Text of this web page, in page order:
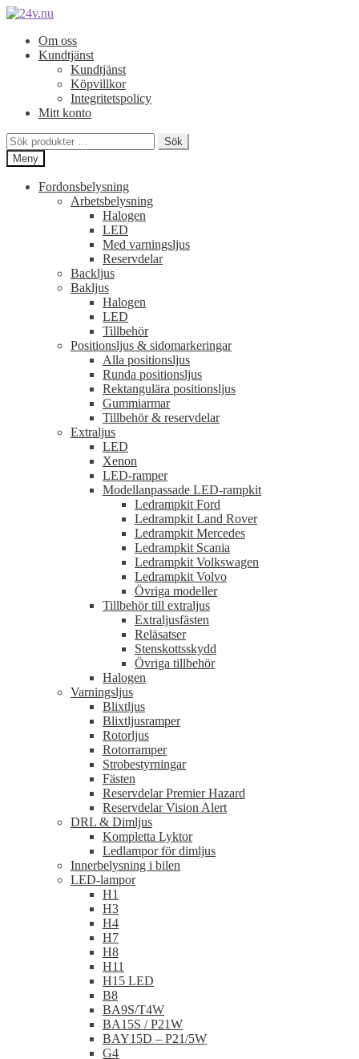
Hoppa
navigering
Hoppa
innehållOm oss
Kundtjänst
Kundtjänst
Köpvillkor
Integritetspolicy
Mitt konto
Sök
efter:
Sök
Meny
Fordonsbelysning
Arbetsbelysning
Halogen
LED
Med varningsljus
Reservdelar
Backljus
Bakljus
Halogen
LED
Tillbehör
Positionsljus & sidomarkeringar
Alla positionsljus
Runda positionsljus
Rektangulära positionsljus
Gummiarmar
Tillbehör & reservdelar
Extraljus
LED
Xenon
LED-ramper
Modellanpassade LED-rampkit
Ledrampkit Ford
Ledrampkit Land Rover
Ledrampkit Mercedes
Ledrampkit Scania
Ledrampkit Volkswagen
Ledrampkit Volvo
Övriga modeller
Tillbehör till extraljus
Extraljusfästen
Reläsatser
Stenskottsskydd
Övriga tillbehör
Halogen
Varningsljus
Blixtljus
Blixtljusramper
Rotorljus
Rotorramper
Strobestyrningar
Fästen
Reservdelar Premier Hazard
Reservdelar Vision Alert
DRL & Dimljus
Kompletta Lyktor
Ledlampor för dimljus
Innerbelysning i bilen
LED-lampor
H1
H3
H4
H7
H8
H11
H15 LED
B8
BA9S/T4W
BA15S / P21W
BAY15D – P21/5W
G4